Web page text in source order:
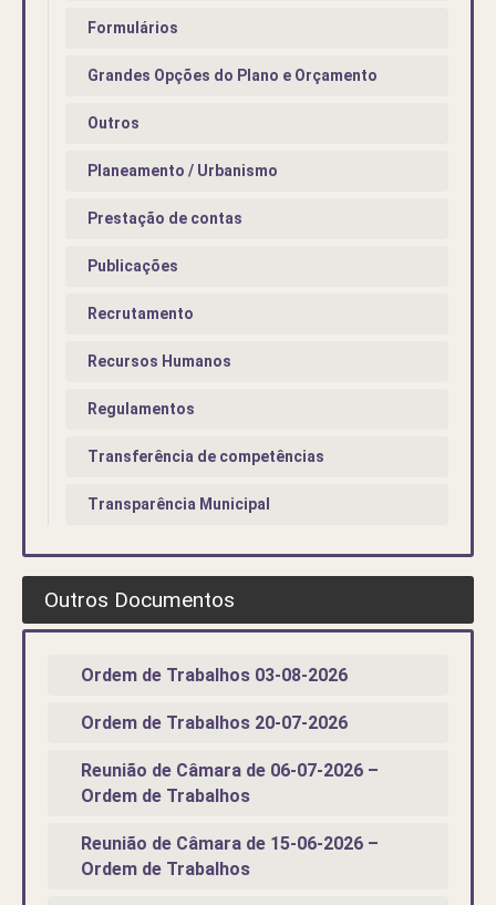
Formulários
Grandes Opções do Plano e Orçamento
Outros
Planeamento / Urbanismo
Prestação de contas
Publicações
Recrutamento
Recursos Humanos
Regulamentos
Transferência de competências
Transparência Municipal
Outros Documentos
Ordem de Trabalhos 03-08-2026
Ordem de Trabalhos 20-07-2026
Reunião de Câmara de 06-07-2026 –
Ordem de Trabalhos
Reunião de Câmara de 15-06-2026 –
Ordem de Trabalhos